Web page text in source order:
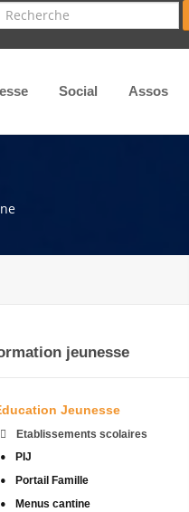
Social Assos
jeunesse
Jeunesse
Etablissements scolaires
PIJ
Portail Famille
Menus cantine